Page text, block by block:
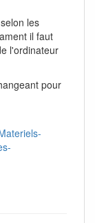
les
il faut
l'ordinateur
pour